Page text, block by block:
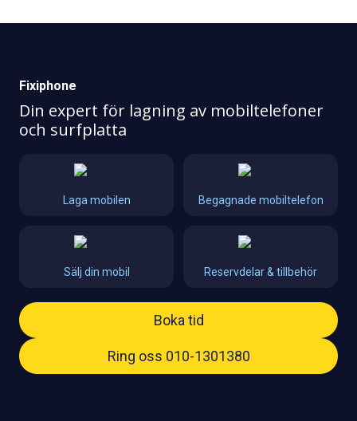
Fixiphone
Din expert för lagning av mobiltelefoner
och surfplatta
Laga mobilen Begagnade mobiltelefon
Sälj din mobil Reservdelar & tillbehör
Boka tid
Ring oss 010-1301380